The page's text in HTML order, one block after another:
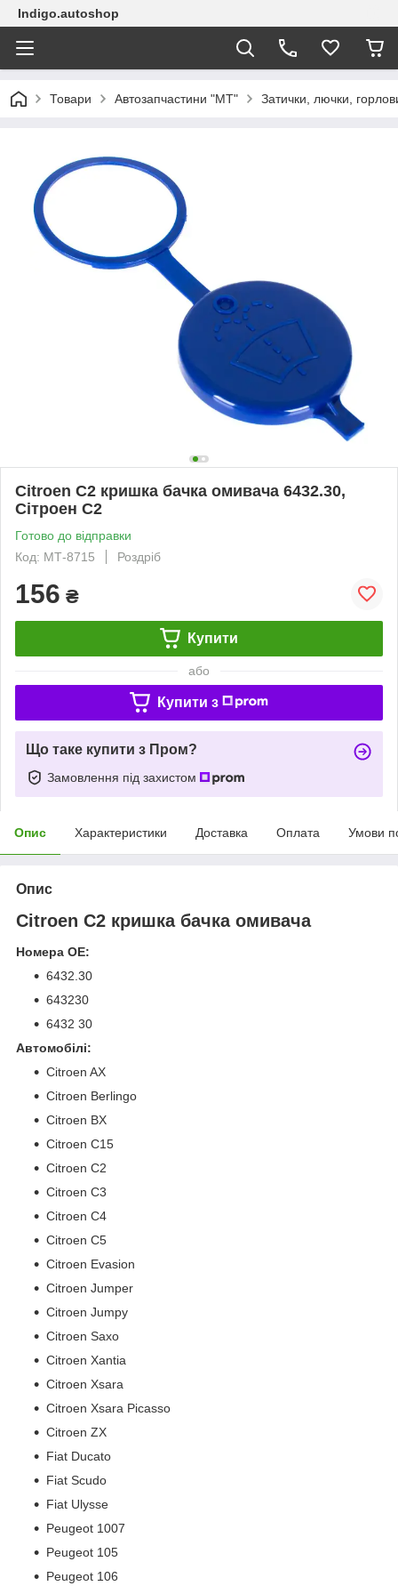
Indigo.autoshop
Товари Автозапчастини "МТ" Затички, лючки,
Citroen C2 кришка бачка омивача 6432.30,
Сітроен С2
Готово до відправки
Код: МТ-8715
Роздріб
156 ₴
Купити
або
Купити з
Що таке купити з Пром?
Замовлення під захистом
Опис Характеристики Доставка Оплата Умови
Опис
Citroen C2 кришка бачка омивача
Номера OE:
6432.30
643230
6432 30
Автомобілі:
Citroen AX
Citroen Berlingo
Citroen BX
Citroen C15
Citroen C2
Citroen C3
Citroen C4
Citroen C5
Citroen Evasion
Citroen Jumper
Citroen Jumpy
Citroen Saxo
Citroen Xantia
Citroen Xsara
Citroen Xsara Picasso
Citroen ZX
Fiat Ducato
Fiat Scudo
Fiat Ulysse
Peugeot 1007
Peugeot 105
Peugeot 106